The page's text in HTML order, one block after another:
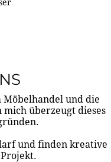
und die
überzeugt dieses
und finden kreative